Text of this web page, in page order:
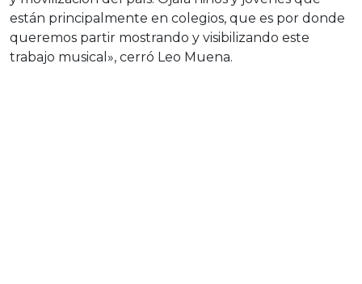
están principalmente en colegios, que es por donde
queremos partir mostrando y visibilizando este
trabajo musical», cerró Leo Muena.